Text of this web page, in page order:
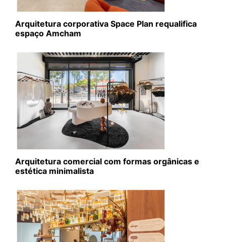
Arquitetura corporativa Space Plan requalifica
espaço Amcham
Arquitetura comercial com formas orgânicas e
estética minimalista